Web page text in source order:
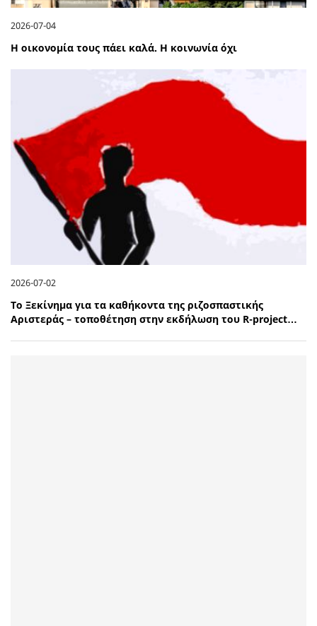
2026-07-04
Η οικονομία τους πάει καλά. Η κοινωνία όχι
2026-07-02
Το Ξεκίνημα για τα καθήκοντα της ριζοσπαστικής
Αριστεράς – τοποθέτηση στην εκδήλωση του R-project…